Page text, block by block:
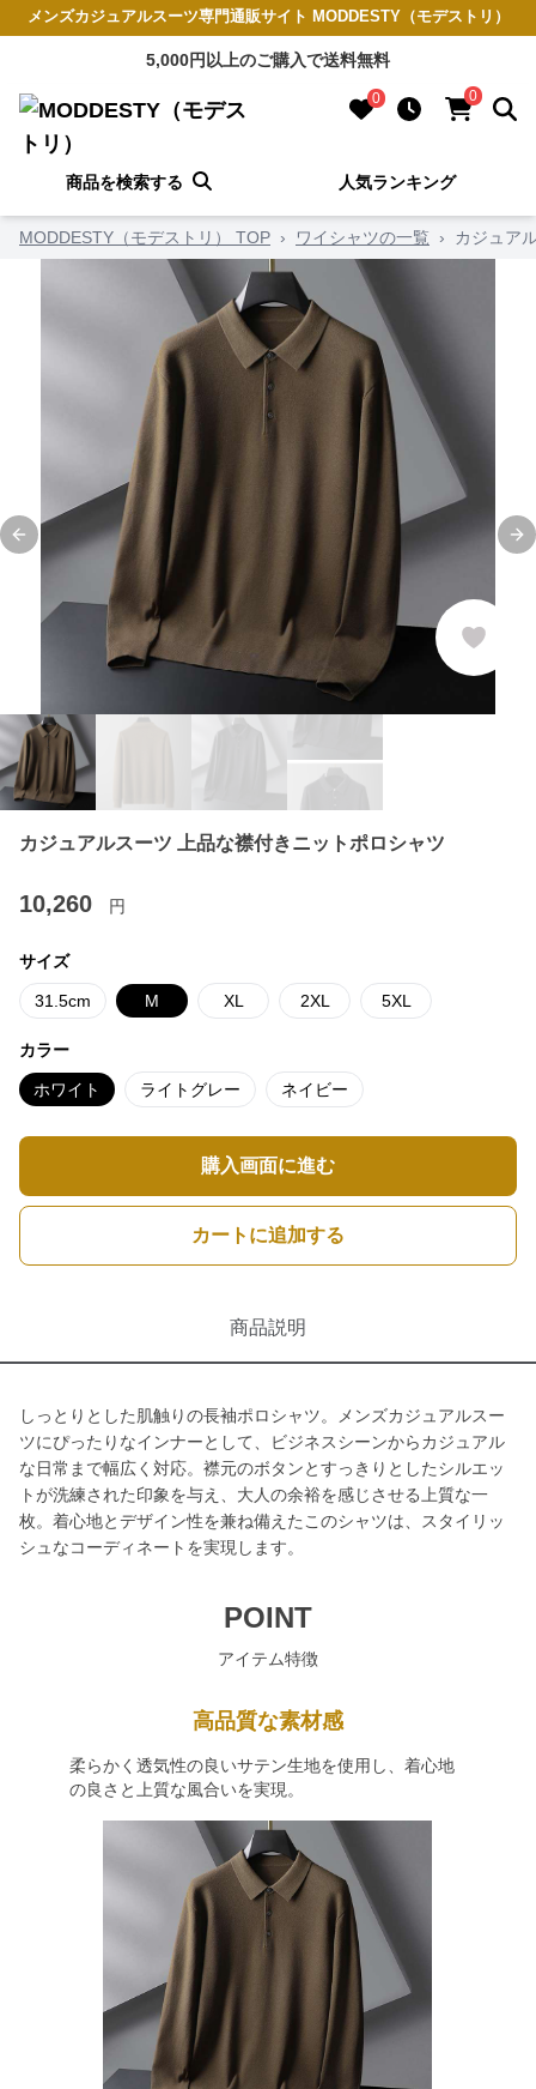
メンズカジュアルスーツ専門通販サイト MODDESTY（モデストリ）
5,000円以上のご購入で送料無料
0 0
商品を検索する 人気ランキング
MODDESTY（モデストリ） TOP › ワイシャツの一覧 › カジュア
Previous slide
カジュアルスーツ 上品な襟付きニットポロシャツ
10,260 円
サイズ
31.5cm M XL 2XL 5XL
カラー
ホワイト ライトグレー ネイビー
購入画面に進む
カートに追加する
商品説明
しっとりとした肌触りの長袖ポロシャツ。メンズカジュアルスー
ツにぴったりなインナーとして、ビジネスシーンからカジュアル
な日常まで幅広く対応。襟元のボタンとすっきりとしたシルエッ
トが洗練された印象を与え、大人の余裕を感じさせる上質な一
枚。着心地とデザイン性を兼ね備えたこのシャツは、スタイリッ
シュなコーディネートを実現します。
POINT
アイテム特徴
高品質な素材感
柔らかく透気性の良いサテン生地を使用し、着心地
の良さと上質な風合いを実現。